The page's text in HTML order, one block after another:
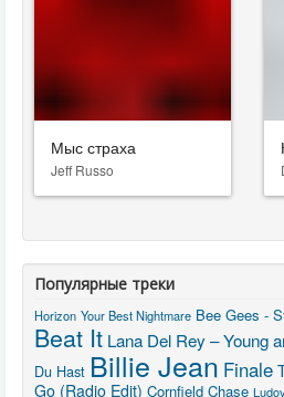
Мыс страха
Jeff Russo
Популярные треки
Horizon Your Best Nightmare Bee Gees -
Beat It Lana Del Rey – Young
Du Hast Billie Jean Finale
Go (Radio Edit) Cornfield Chase